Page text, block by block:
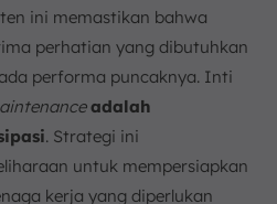
ini memastikan bahwa
perhatian yang dibutuhkan
performa puncaknya. Inti
adalah
. Strategi ini
untuk mempersiapkan
kerja yang diperlukan